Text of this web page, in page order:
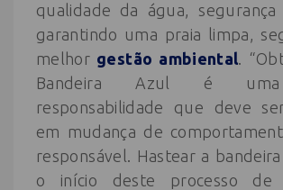
qualidade da água, segurança
garantindo uma praia limpa,
melhor gestão ambiental.
Bandeira Azul é
responsabilidade que deve
em mudança de
responsável. Hastear a
o início deste processo de